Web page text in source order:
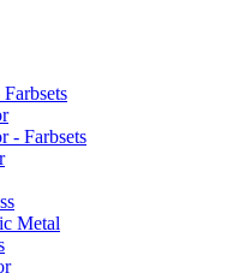
- Farbsets
Metal